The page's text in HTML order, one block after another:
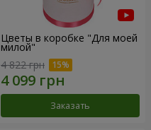
Цветы в коробке "Для моей
милой"
4 822 грн
Заказать